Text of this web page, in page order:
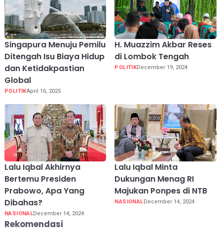
Singapura Menuju Pemilu
Ditengah Isu Biaya Hidup
dan Ketidakpastian
Global
POLITIKApril 16, 2025
H. Muazzim Akbar Reses
di Lombok Tengah
POLITIKDecember 19, 2024
Lalu Iqbal Akhirnya
Bertemu Presiden
Prabowo, Apa Yang
Dibahas?
NASIONALDecember 14, 2024
Lalu Iqbal Minta
Dukungan Menag RI
Majukan Ponpes di NTB
NASIONALDecember 14, 2024
Rekomendasi